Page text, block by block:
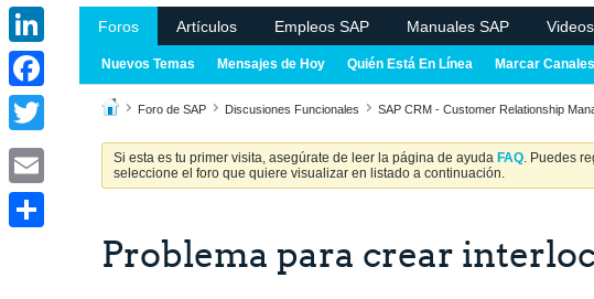
Foros Artículos Empleos SAP Manuales SAP
Nuevos Temas Mensajes de Hoy Quién Está En Línea Marcar
Foro de SAP Discusiones Funcionales SAP CRM - Customer Relationship
Si esta es tu primer visita, asegúrate de leer la página de ayuda FAQ. Puedes
seleccione el foro que quiere visualizar en listado a continuación.
Problema para crear
LinkedIn
Facebook
Twitter
Email